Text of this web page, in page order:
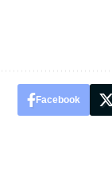
Facebook